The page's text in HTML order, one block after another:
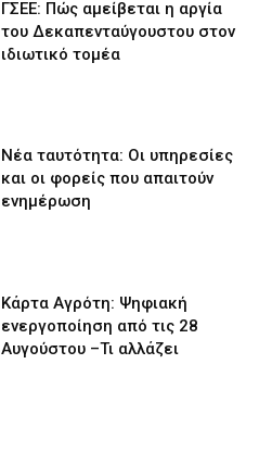
ΓΣΕΕ: Πώς αμείβεται η αργία
του Δεκαπενταύγουστου στον
ιδιωτικό τομέα
Νέα ταυτότητα: Οι υπηρεσίες
και οι φορείς που απαιτούν
ενημέρωση
Κάρτα Αγρότη: Ψηφιακή
ενεργοποίηση από τις 28
Αυγούστου –Τι αλλάζει